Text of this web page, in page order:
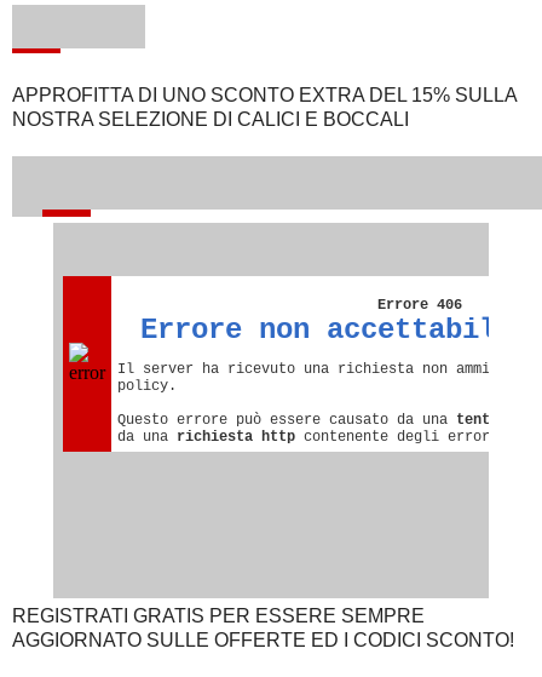
APPROFITTA DI UNO SCONTO EXTRA DEL 15% SULLA
NOSTRA SELEZIONE DI CALICI E BOCCALI
REGISTRATI GRATIS PER ESSERE SEMPRE
AGGIORNATO SULLE OFFERTE ED I CODICI SCONTO!